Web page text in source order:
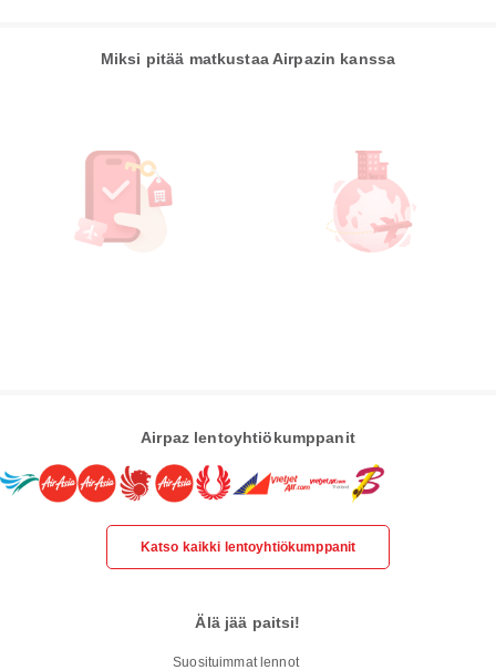
Miksi pitää matkustaa Airpazin kanssa
Airpaz lentoyhtiökumppanit
Katso kaikki lentoyhtiökumppanit
Älä jää paitsi!
Suosituimmat lennot